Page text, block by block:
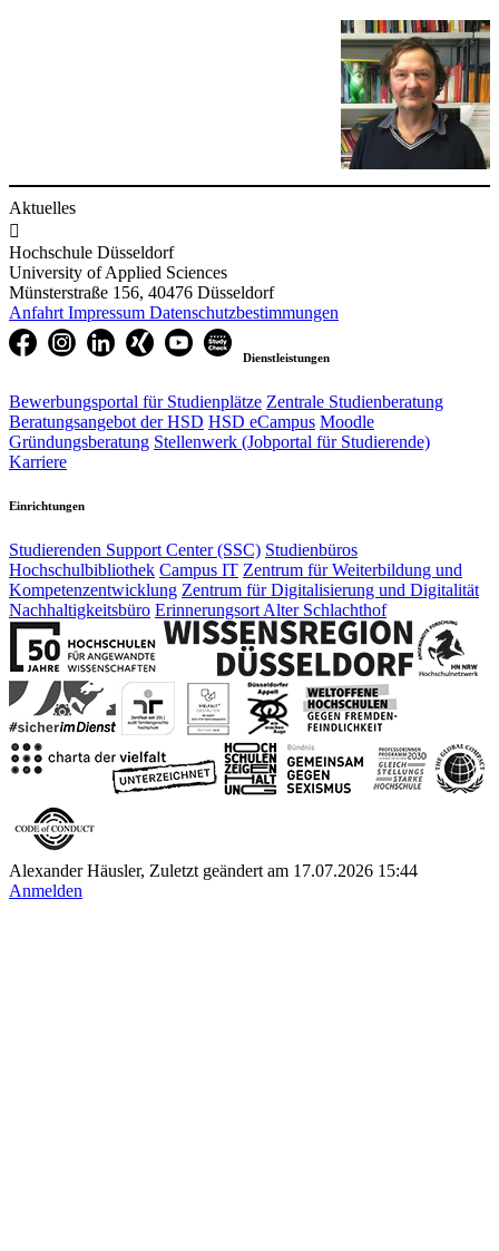
Aktuelles

Hochschule Düsseldorf
University of Applied Sciences
Münsterstraße 156, 40476 Düsseldorf
Anfahrt Impressum Datenschutzbestimmungen
Dienstleistungen
Bewerbungsportal für Studienplätze Zentrale Studienberatung
Beratungsangebot der HSD HSD eCampus Moodle
Gründungsberatung Stellenwerk (Jobportal für Studierende)
Karriere
Einrichtungen
Studierenden Support Center (SSC) Studienbüros
Hochschulbibliothek Campus IT Zentrum für Weiterbildung und
Kompetenzentwicklung Zentrum für Digitalisierung und Digitalität
Nachhaltigkeitsbüro Erinnerungsort Alter Schlachthof
Alexander Häusler, Zuletzt geändert am 17.07.2026 15:44
Anmelden